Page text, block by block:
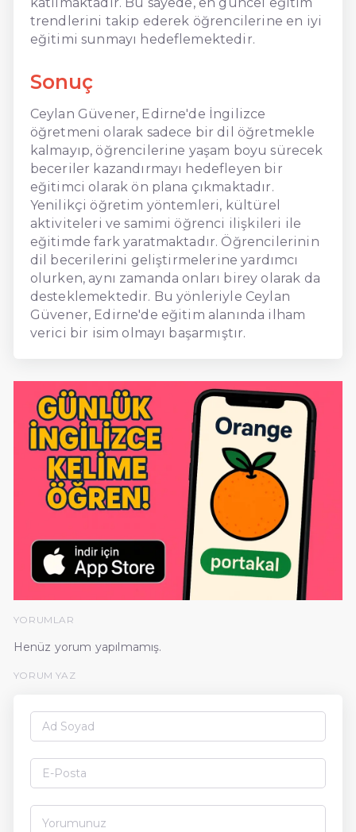
trendlerini takip ederek öğrencilerine en iyi
eğitimi sunmayı hedeflemektedir.
Sonuç
Ceylan Güvener, Edirne'de İngilizce
öğretmeni olarak sadece bir dil öğretmekle
kalmayıp, öğrencilerine yaşam boyu sürecek
beceriler kazandırmayı hedefleyen bir
eğitimci olarak ön plana çıkmaktadır.
Yenilikçi öğretim yöntemleri, kültürel
aktiviteleri ve samimi öğrenci ilişkileri ile
eğitimde fark yaratmaktadır. Öğrencilerinin
dil becerilerini geliştirmelerine yardımcı
olurken, aynı zamanda onları birey olarak da
desteklemektedir. Bu yönleriyle Ceylan
Güvener, Edirne'de eğitim alanında ilham
verici bir isim olmayı başarmıştır.
YORUMLAR
Henüz yorum yapılmamış.
YORUM YAZ